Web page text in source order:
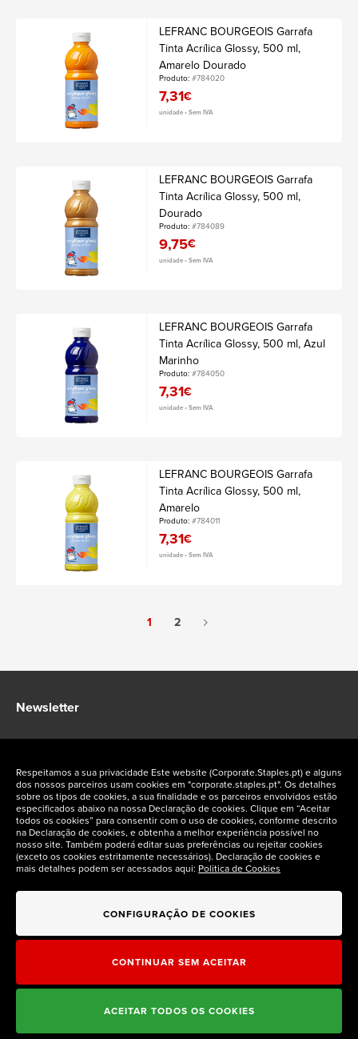
LEFRANC BOURGEOIS Garrafa
Tinta Acrílica Glossy, 500 ml,
Amarelo Dourado
Produto:#784020
7,31€
unidade • Sem IVA
LEFRANC BOURGEOIS Garrafa
Tinta Acrílica Glossy, 500 ml,
Dourado
Produto:#784089
9,75€
unidade • Sem IVA
LEFRANC BOURGEOIS Garrafa
Tinta Acrílica Glossy, 500 ml, Azul
Marinho
Produto:#784050
7,31€
unidade • Sem IVA
LEFRANC BOURGEOIS Garrafa
Tinta Acrílica Glossy, 500 ml,
Amarelo
Produto:#784011
7,31€
unidade • Sem IVA
1 2
Newsletter
Fique a par das ofertas exclusivas Staples Corporate
Siga-nos nas redes sociais
Respeitamos a sua privacidade Este website (Corporate.Staples.pt) e alguns
dos nossos parceiros usam cookies em "corporate.staples.pt". Os detalhes
sobre os tipos de cookies, a sua finalidade e os parceiros envolvidos estão
especificados abaixo na nossa Declaração de cookies. Clique em “Aceitar
todos os cookies” para consentir com o uso de cookies, conforme descrito
na Declaração de cookies, e obtenha a melhor experiência possível no
nosso site. Também poderá editar suas preferências ou rejeitar cookies
(exceto os cookies estritamente necessários). Declaração de cookies e
mais detalhes podem ser acessados aqui: Politica de Cookies
CONFIGURAÇÃO DE COOKIES
CONTINUAR SEM ACEITAR
ACEITAR TODOS OS COOKIES